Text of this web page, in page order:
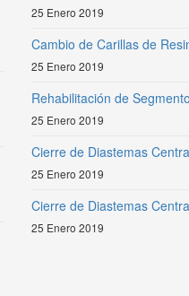
25 Enero 2019
Cambio de Carillas de
25 Enero 2019
Rehabilitación de
25 Enero 2019
Cierre de Diastemas
25 Enero 2019
Cierre de Diastemas
25 Enero 2019